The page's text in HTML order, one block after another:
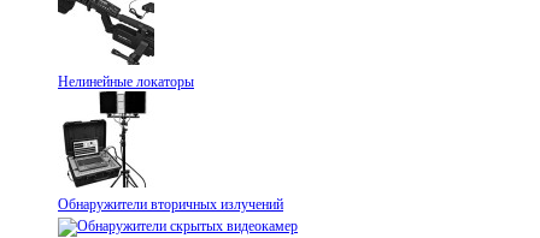
Нелинейные локаторы
Обнаружители вторичных излучений